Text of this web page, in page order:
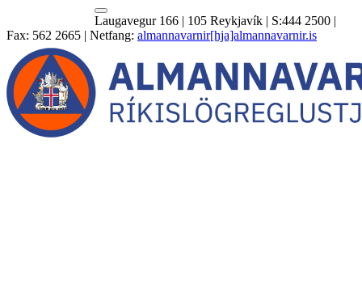
Laugavegur 166 | 105 Reykjavík | S:444 2500 |
Fax: 562 2665 | Netfang: almannavarnir[hja]almannavarnir.is